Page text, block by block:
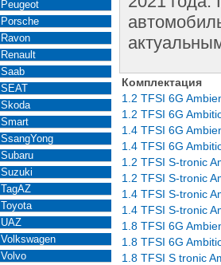
Peugeot
Porsche
Ravon
Renault
Saab
SEAT
Skoda
Smart
SsangYong
Subaru
Suzuki
TagAZ
Toyota
UAZ
Volkswagen
Volvo
Комплектация
1.2 TFSI 6G
1.2 TFSI 6G
1.4 TFSI 6G
1.4 TFSI 6G
1.2 TFSI S-tronic
1.2 TFSI S-tronic
1.4 TFSI S-tronic
1.4 TFSI S-tronic
1.8 TFSI 6G
1.8 TFSI 6G
1.8 TFSI S tronic